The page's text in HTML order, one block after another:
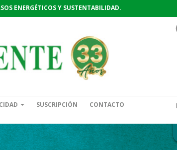
ENERGÉTICOS Y SUSTENTABILIDAD.
SUSCRIPCIÓN CONTACTO